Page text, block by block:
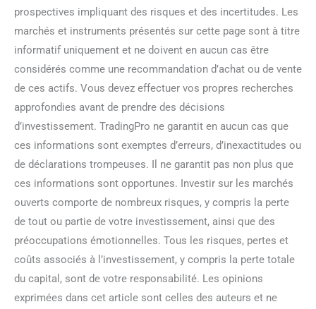
prospectives impliquant des risques et des incertitudes. Les
marchés et instruments présentés sur cette page sont à titre
informatif uniquement et ne doivent en aucun cas être
considérés comme une recommandation d’achat ou de vente
de ces actifs. Vous devez effectuer vos propres recherches
approfondies avant de prendre des décisions
d’investissement. TradingPro ne garantit en aucun cas que
ces informations sont exemptes d’erreurs, d’inexactitudes ou
de déclarations trompeuses. Il ne garantit pas non plus que
ces informations sont opportunes. Investir sur les marchés
ouverts comporte de nombreux risques, y compris la perte
de tout ou partie de votre investissement, ainsi que des
préoccupations émotionnelles. Tous les risques, pertes et
coûts associés à l’investissement, y compris la perte totale
du capital, sont de votre responsabilité. Les opinions
exprimées dans cet article sont celles des auteurs et ne